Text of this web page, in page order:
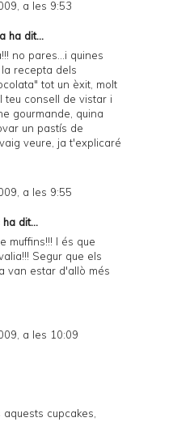
a les 9:53
ha dit...
no pares...i quines
recepta dels
tot un èxit, molt
teu consell de vistar i
gourmande, quina
un pastís de
veure, ja t'explicaré
a les 9:55
ha dit...
muffins!!! I és que
Segur que els
van estar d'allò més
a les 10:09
cupcakes,